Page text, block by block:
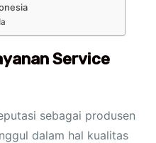
Service
sebagai produsen
dalam hal kualitas